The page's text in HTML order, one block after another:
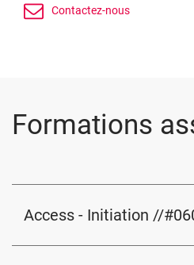
Formations
Access - Initiation //